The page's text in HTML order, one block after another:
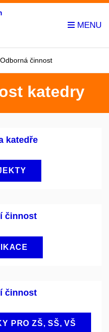
Odborná činnost
katedry
katedře
činnost
činnost
PRO ZŠ, SŠ, VŠ